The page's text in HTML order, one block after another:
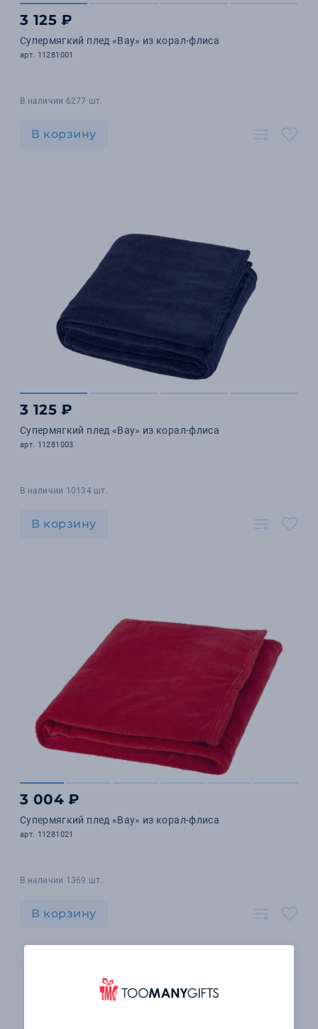
3 125 ₽
Супермягкий плед «Bay» из корал-флиса
арт. 11281001
В наличии 6277 шт.
В корзину
3 125 ₽
Супермягкий плед «Bay» из корал-флиса
арт. 11281003
В наличии 10134 шт.
В корзину
3 004 ₽
Супермягкий плед «Bay» из корал-флиса
арт. 11281021
В наличии 1369 шт.
В корзину